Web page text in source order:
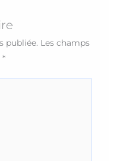
publiée. Les champs
*